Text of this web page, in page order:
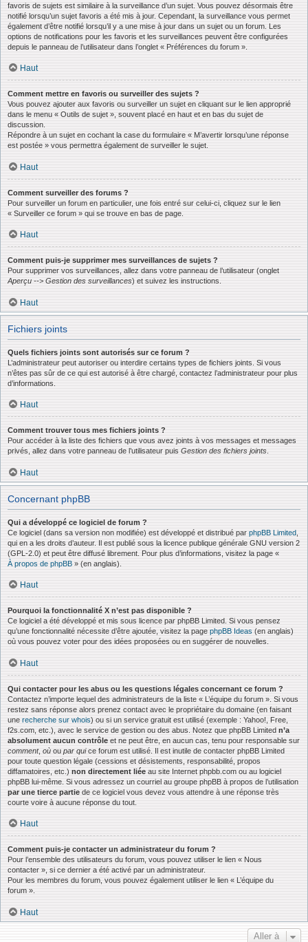
favoris de sujets est similaire à la surveillance d’un sujet. Vous pouvez désormais être
notifié lorsqu’un sujet favoris a été mis à jour. Cependant, la surveillance vous permet
également d’être notifié lorsqu’il y a une mise à jour dans un sujet ou un forum. Les
options de notifications pour les favoris et les surveillances peuvent être configurées
depuis le panneau de l’utilisateur dans l’onglet « Préférences du forum ».
Haut
Comment mettre en favoris ou surveiller des sujets ?
Vous pouvez ajouter aux favoris ou surveiller un sujet en cliquant sur le lien approprié
dans le menu « Outils de sujet », souvent placé en haut et en bas du sujet de
discussion.
Répondre à un sujet en cochant la case du formulaire « M’avertir lorsqu’une réponse
est postée » vous permettra également de surveiller le sujet.
Haut
Comment surveiller des forums ?
Pour surveiller un forum en particulier, une fois entré sur celui-ci, cliquez sur le lien
« Surveiller ce forum » qui se trouve en bas de page.
Haut
Comment puis-je supprimer mes surveillances de sujets ?
Pour supprimer vos surveillances, allez dans votre panneau de l’utilisateur (onglet
Aperçu --> Gestion des surveillances) et suivez les instructions.
Haut
Fichiers joints
Quels fichiers joints sont autorisés sur ce forum ?
L’administrateur peut autoriser ou interdire certains types de fichiers joints. Si vous
n’êtes pas sûr de ce qui est autorisé à être chargé, contactez l’administrateur pour plus
d’informations.
Haut
Comment trouver tous mes fichiers joints ?
Pour accéder à la liste des fichiers que vous avez joints à vos messages et messages
privés, allez dans votre panneau de l’utilisateur puis Gestion des fichiers joints
Haut
Concernant phpBB
Qui a développé ce logiciel de forum ?
Ce logiciel (dans sa version non modifiée) est développé et distribué par phpBB Limited
qui en a les droits d’auteur. Il est publié sous la licence publique générale GNU version 2
(GPL-2.0) et peut être diffusé librement. Pour plus d’informations, visitez la page «
À propos de phpBB » (en anglais).
Haut
Pourquoi la fonctionnalité X n’est pas disponible ?
Ce logiciel a été développé et mis sous licence par phpBB Limited. Si vous pensez
qu’une fonctionnalité nécessite d’être ajoutée, visitez la page phpBB Ideas (en anglais)
où vous pouvez voter pour des idées proposées ou en suggérer de nouvelles.
Haut
Qui contacter pour les abus ou les questions légales concernant ce forum ?
Contactez n’importe lequel des administrateurs de la liste « L’équipe du forum ». Si vous
restez sans réponse alors prenez contact avec le propriétaire du domaine (en faisant
une recherche sur whois) ou si un service gratuit est utilisé (exemple : Yahoo!, Free,
f2s.com, etc.), avec le service de gestion ou des abus. Notez que phpBB Limited n’a
absolument aucun contrôle et ne peut être, en aucun cas, tenu pour responsable sur
comment, où ou par quice forum est utilisé. Il est inutile de contacter phpBB Limited
pour toute question légale (cessions et désistements, responsabilité, propos
diffamatoires, etc.) non directement liée au site Internet phpbb.com ou au logiciel
phpBB lui-même. Si vous adressez un courriel au groupe phpBB à propos de l’utilisation
par une tierce partie de ce logiciel vous devez vous attendre à une réponse très
courte voire à aucune réponse du tout.
Haut
Comment puis-je contacter un administrateur du forum ?
Pour l’ensemble des utilisateurs du forum, vous pouvez utiliser le lien « Nous
contacter », si ce dernier a été activé par un administrateur.
Pour les membres du forum, vous pouvez également utiliser le lien « L’équipe du
forum ».
Haut
Aller à